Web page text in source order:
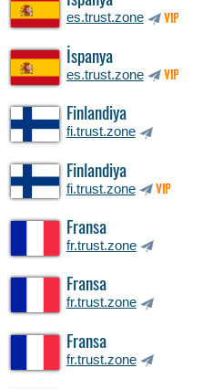
es.trust.zone VIP
İspanya
es.trust.zone VIP
Finlandiya
fi.trust.zone
Finlandiya
fi.trust.zone VIP
Fransa
fr.trust.zone
Fransa
fr.trust.zone
Fransa
fr.trust.zone